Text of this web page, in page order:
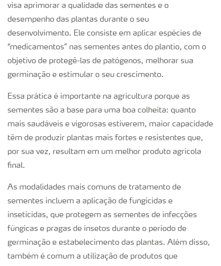
visa aprimorar a qualidade das sementes e o
desempenho das plantas durante o seu
desenvolvimento. Ele consiste em aplicar espécies de
“medicamentos” nas sementes antes do plantio, com o
objetivo de protegê-las de patógenos, melhorar sua
germinação e estimular o seu crescimento.
Essa prática é importante na agricultura porque as
sementes são a base para uma boa colheita: quanto
mais saudáveis e vigorosas estiverem, maior capacidade
têm de produzir plantas mais fortes e resistentes que,
por sua vez, resultam em um melhor produto agrícola
final.
As modalidades mais comuns de tratamento de
sementes incluem a aplicação de fungicidas e
inseticidas, que protegem as sementes de infecções
fúngicas e pragas de insetos durante o período de
germinação e estabelecimento das plantas. Além disso,
também é comum a utilização de produtos que